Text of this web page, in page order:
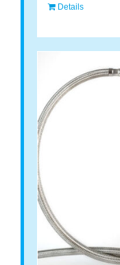
Details